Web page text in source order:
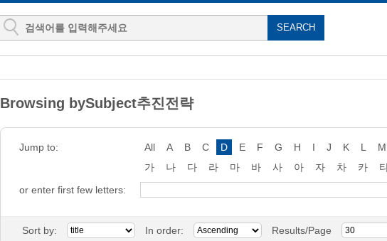
Browsing bySubject추진전략
Jump to: All A B C D E F G H I J K L M
가
나 다 라 마 바 사 아 자 차 카
or enter first few letters:
Sort by: In order: Results/Page